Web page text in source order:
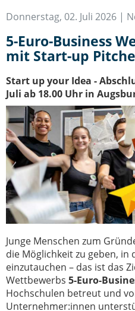
Start-Up Augsburg
Donnerstag, 02. Juli 2026 |
5-Euro-Business
mit Start-up
Start up your Idea -
Juli ab 18.00 Uhr in
Junge Menschen zum
die Möglichkeit zu geben, in
einzutauchen – das ist das
Wettbewerbs 5-Euro-
Hochschulen betreut und
Unternehmer:innen